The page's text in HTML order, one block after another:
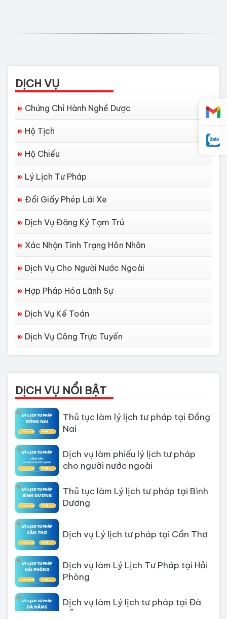
DỊCH VỤ
Chứng Chỉ Hành Nghề Dược
Hộ Tịch
Hộ Chiếu
Lý Lịch Tư Pháp
Đổi Giấy Phép Lái Xe
Dịch Vụ Đăng Ký Tạm Trú
Xác Nhận Tình Trạng Hôn Nhân
Dịch Vụ Cho Người Nước Ngoài
Hợp Pháp Hóa Lãnh Sự
Dịch Vụ Kế Toán
Dịch Vụ Công Trực Tuyến
DỊCH VỤ NỔI BẬT
Dịch vụ làm Lý lịch tư pháp tại Đà
Nẵng
Chí Minh
Nai
cho người nước ngoài
Dương
Phòng
Nẵng